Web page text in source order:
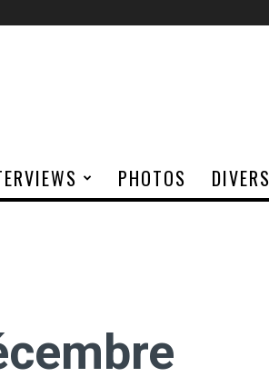
PHOTOS DIVERS